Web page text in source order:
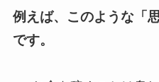
例えば、このような「
です。